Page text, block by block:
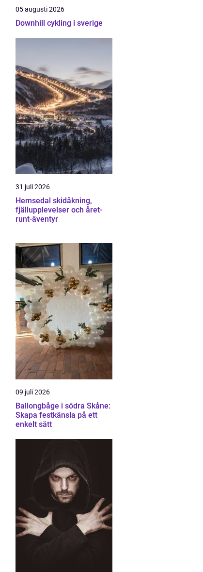
05 augusti 2026
Downhill cykling i sverige
31 juli 2026
Hemsedal skidåkning,
fjällupplevelser och året-
runt-äventyr
09 juli 2026
Ballongbåge i södra Skåne:
Skapa festkänsla på ett
enkelt sätt